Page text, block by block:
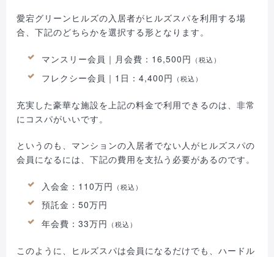
愛宕グリーンヒルズの入居者がヒルズスパを利用する場
合、下記のどちらかを選択する形となります。
マンスリー会員｜月会費：16,500円 （税込）
フレクシー会員｜1日：4,400円 （税込）
充実した豪華な施設を上記の料金で利用できるのは、非常
にコスパがいいです。
というのも、マンションの入居者でない人がヒルズスパの
会員になるには、下記の費用を支払う必要があるのです。
入会金：110万円 （税込）
預託金：50万円
年会費：33万円 （税込）
このように、ヒルズスパは会員になるだけでも、ハードル